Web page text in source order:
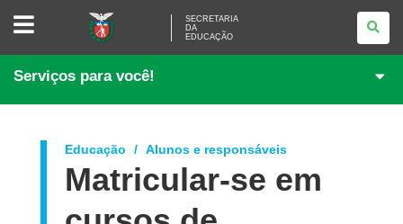
SECRETARIA
EDUCAÇÃO
SECRETARIA
DA
EDUCAÇÃO
Serviços para você!
Educação Alunos e responsáveis
Matricular-se em